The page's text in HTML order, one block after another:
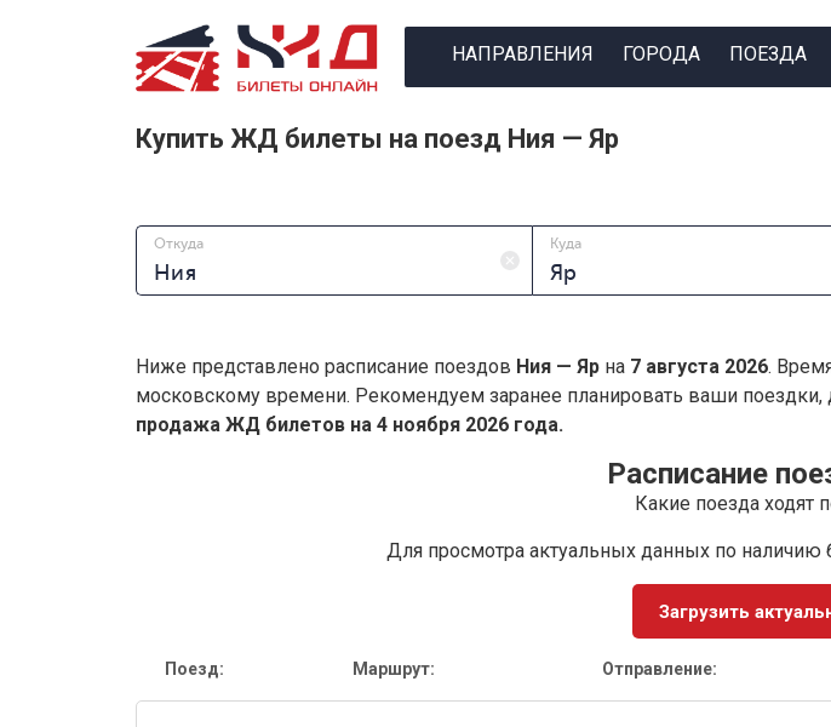
НАПРАВЛЕНИЯ ГОРОДА ПОЕЗДА
Купить ЖД билеты на поезд Ния — Яр
Откуда Куда
Ниже представлено расписание поездов Ния — Яр на 7 августа 2026.
московскому времени. Рекомендуем заранее планировать ваши
продажа ЖД билетов на 4 ноября 2026 года.
Расписание
Какие поезда ходят
Для просмотра актуальных данных по
Загрузить
Поезд: Маршрут: Отправление: